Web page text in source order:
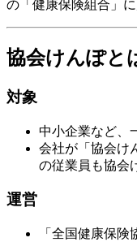
の「健康保険組合」に
協会けんぽと
対象
中小企業など、
会社が「協会け
の従業員も協会
運営
「全国健康保